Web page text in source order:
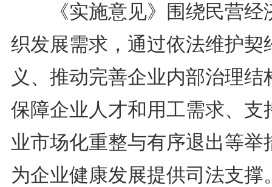
《实施意见》围绕民营经
织发展需求，通过依法维护契
义、推动完善企业内部治理结
保障企业人才和用工需求、支
业市场化重整与有序退出等举
为企业健康发展提供司法支撑